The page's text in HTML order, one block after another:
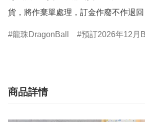
貨，將作棄單處理，訂金作廢不作退回
龍珠DragonBall 預訂2026年12月
商品詳情